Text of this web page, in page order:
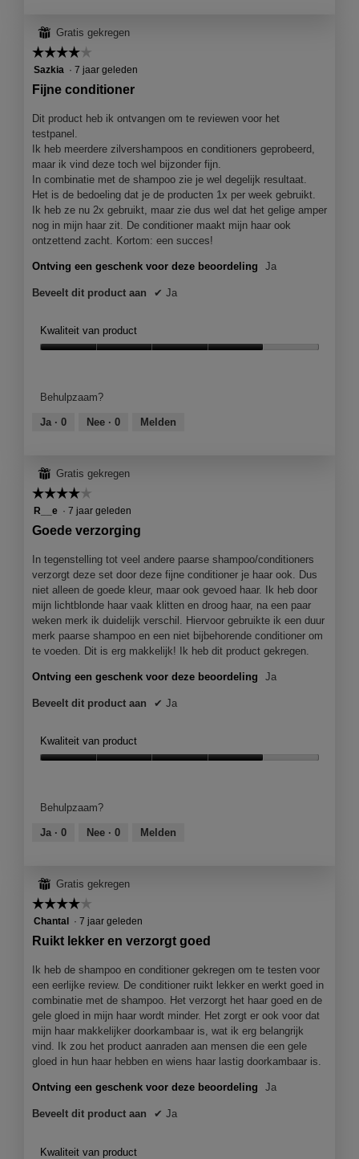
⊞ Gratis gekregen
☆☆☆☆☆
☆☆☆☆☆
4
sterren.
Sazkia · 7 jaar geleden
Fijne conditioner
Dit product heb ik ontvangen om te reviewen voor het
testpanel.
Ik heb meerdere zilvershampoos en conditioners geprobeerd,
maar ik vind deze toch wel bijzonder fijn.
In combinatie met de shampoo zie je wel degelijk resultaat.
Het is de bedoeling dat je de producten 1x per week gebruikt.
Ik heb ze nu 2x gebruikt, maar zie dus wel dat het gelige amper
nog in mijn haar zit. De conditioner maakt mijn haar ook
ontzettend zacht. Kortom: een succes!
Ontving een geschenk voor deze beoordeling Ja
Beveelt dit product aan ✔ Ja
Kwaliteit van product
4
van
Behulpzaam?
Ja · 0 Nee · 0 Melden
⊞ Gratis gekregen
☆☆☆☆☆
☆☆☆☆☆
4
van
sterren.
R__e · 7 jaar geleden
Goede verzorging
In tegenstelling tot veel andere paarse shampoo/conditioners
verzorgt deze set door deze fijne conditioner je haar ook. Dus
niet alleen de goede kleur, maar ook gevoed haar. Ik heb door
mijn lichtblonde haar vaak klitten en droog haar, na een paar
weken merk ik duidelijk verschil. Hiervoor gebruikte ik een duur
merk paarse shampoo en een niet bijbehorende conditioner om
te voeden. Dit is erg makkelijk! Ik heb dit product gekregen.
Ontving een geschenk voor deze beoordeling Ja
Beveelt dit product aan ✔ Ja
Kwaliteit van product
4
van
Behulpzaam?
Ja · 0 Nee · 0 Melden
⊞ Gratis gekregen
☆☆☆☆☆
☆☆☆☆☆
4
van
sterren.
Chantal · 7 jaar geleden
Ruikt lekker en verzorgt goed
Ik heb de shampoo en conditioner gekregen om te testen voor
een eerlijke review. De conditioner ruikt lekker en werkt goed in
combinatie met de shampoo. Het verzorgt het haar goed en de
gele gloed in mijn haar wordt minder. Het zorgt er ook voor dat
mijn haar makkelijker doorkambaar is, wat ik erg belangrijk
vind. Ik zou het product aanraden aan mensen die een gele
gloed in hun haar hebben en wiens haar lastig doorkambaar is.
Ontving een geschenk voor deze beoordeling Ja
Beveelt dit product aan ✔ Ja
Kwaliteit van product